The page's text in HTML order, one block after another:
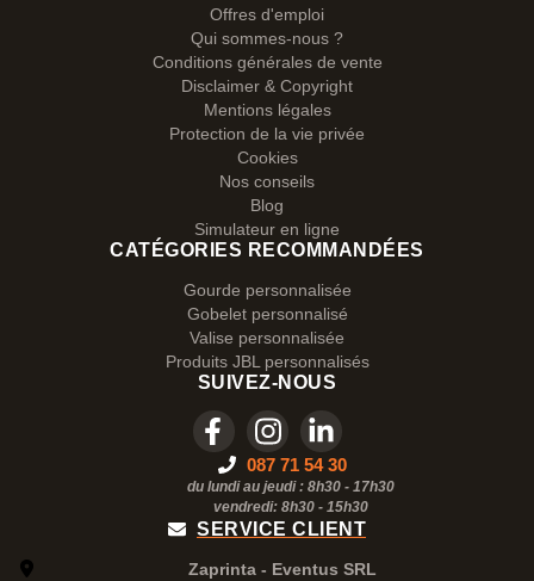
Offres d'emploi
Qui sommes-nous ?
Conditions générales de vente
Disclaimer & Copyright
Mentions légales
Protection de la vie privée
Cookies
Nos conseils
Blog
Simulateur en ligne
CATÉGORIES RECOMMANDÉES
Gourde personnalisée
Gobelet personnalisé
Valise personnalisée
Produits JBL personnalisés
SUIVEZ-NOUS
087 71 54 30
du lundi au jeudi : 8h30 - 17h30
vendredi: 8h30 - 15h30
SERVICE CLIENT
Zaprinta - Eventus SRL